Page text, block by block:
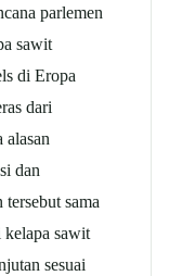
parlemen
sawit
di Eropa
dari
alasan
dan
sama
kelapa sawit
sesuai